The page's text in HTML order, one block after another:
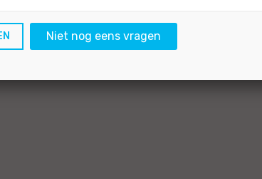
Niet nog eens vragen